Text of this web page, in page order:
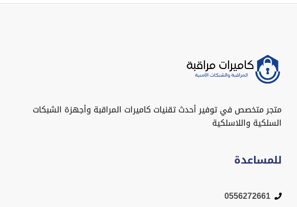
متجر متخصص في توفير أحدث تقنيات كاميرات المراقبة وأجهزة الشبكات
السلكية واللاسلكية
للمساعدة
0556272661